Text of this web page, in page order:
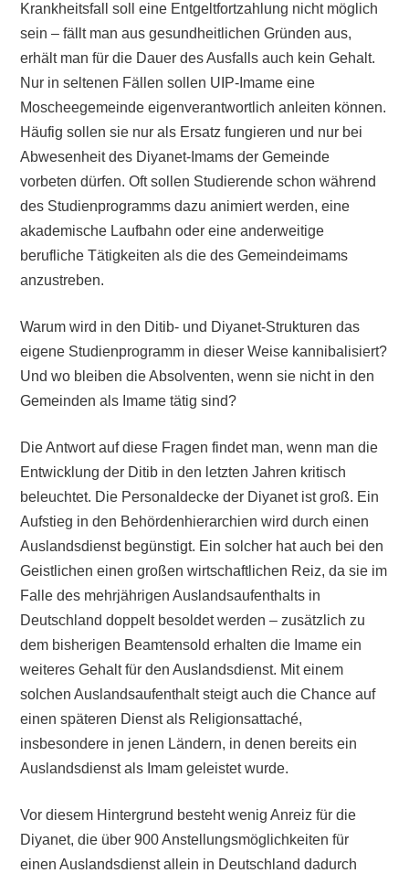
Krankheitsfall soll eine Entgeltfortzahlung nicht möglich
sein – fällt man aus gesundheitlichen Gründen aus,
erhält man für die Dauer des Ausfalls auch kein Gehalt.
Nur in seltenen Fällen sollen UIP-Imame eine
Moscheegemeinde eigenverantwortlich anleiten können.
Häufig sollen sie nur als Ersatz fungieren und nur bei
Abwesenheit des Diyanet-Imams der Gemeinde
vorbeten dürfen. Oft sollen Studierende schon während
des Studienprogramms dazu animiert werden, eine
akademische Laufbahn oder eine anderweitige
berufliche Tätigkeiten als die des Gemeindeimams
anzustreben.
Warum wird in den Ditib- und Diyanet-Strukturen das
eigene Studienprogramm in dieser Weise kannibalisiert?
Und wo bleiben die Absolventen, wenn sie nicht in den
Gemeinden als Imame tätig sind?
Die Antwort auf diese Fragen findet man, wenn man die
Entwicklung der Ditib in den letzten Jahren kritisch
beleuchtet. Die Personaldecke der Diyanet ist groß. Ein
Aufstieg in den Behördenhierarchien wird durch einen
Auslandsdienst begünstigt. Ein solcher hat auch bei den
Geistlichen einen großen wirtschaftlichen Reiz, da sie im
Falle des mehrjährigen Auslandsaufenthalts in
Deutschland doppelt besoldet werden – zusätzlich zu
dem bisherigen Beamtensold erhalten die Imame ein
weiteres Gehalt für den Auslandsdienst. Mit einem
solchen Auslandsaufenthalt steigt auch die Chance auf
einen späteren Dienst als Religionsattaché,
insbesondere in jenen Ländern, in denen bereits ein
Auslandsdienst als Imam geleistet wurde.
Vor diesem Hintergrund besteht wenig Anreiz für die
Diyanet, die über 900 Anstellungsmöglichkeiten für
einen Auslandsdienst allein in Deutschland dadurch